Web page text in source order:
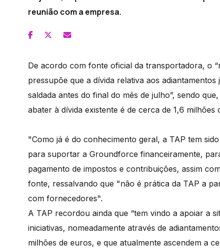
reunião com a empresa.
De acordo com fonte oficial da transportadora, o
pressupõe que a dívida relativa aos
saldada antes do final do mês de julho”, sendo
abater à dívida existente é de cerca de 1,6 milhões
"Como já é do conhecimento geral, a TAP tem
para suportar a Groundforce financeiramente,
pagamento de impostos e contribuições, assim
fonte, ressalvando que "não é prática da TAP a
com fornecedores".
A TAP recordou ainda que “tem vindo a apoiar a
iniciativas, nomeadamente através de
milhões de euros, e que atualmente ascendem a